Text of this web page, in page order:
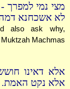
מצי נמי למפרך
לא אשכחנא
also ask why,
Machmas
אלא דאינו
אלא נקט האמת.